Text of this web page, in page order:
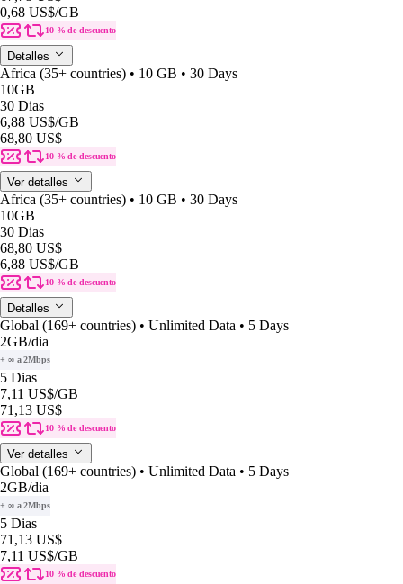
0,68 US$/GB
10 % de descuento
Detalles
Africa (35+ countries) • 10 GB • 30 Days
10GB
30 Dias
6,88 US$/GB
68,80 US$
10 % de descuento
Ver detalles
Africa (35+ countries) • 10 GB • 30 Days
10GB
30 Dias
68,80 US$
6,88 US$/GB
10 % de descuento
Detalles
Global (169+ countries) • Unlimited Data • 5 Days
2GB/dia
+ ∞ a 2Mbps
5 Dias
7,11 US$/GB
71,13 US$
10 % de descuento
Ver detalles
Global (169+ countries) • Unlimited Data • 5 Days
2GB/dia
+ ∞ a 2Mbps
5 Dias
71,13 US$
7,11 US$/GB
10 % de descuento